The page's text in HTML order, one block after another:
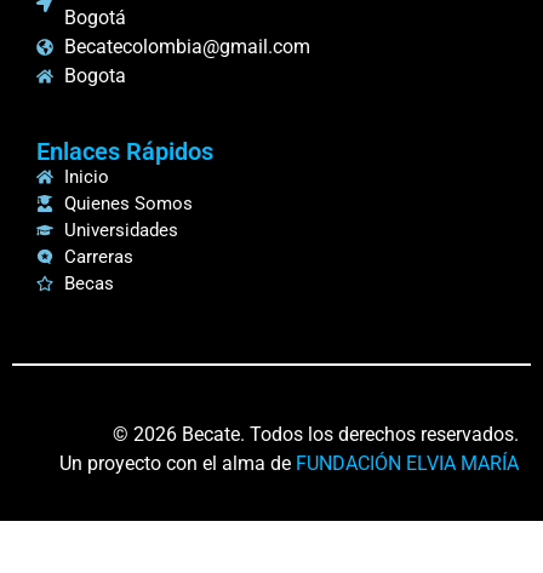
Bogotá
Becatecolombia@gmail.com
Bogota
Enlaces Rápidos
Inicio
Quienes Somos
Universidades
Carreras
Becas
© 2026 Becate. Todos los derechos reservados.
Un proyecto con el alma de FUNDACIÓN ELVIA MARÍA